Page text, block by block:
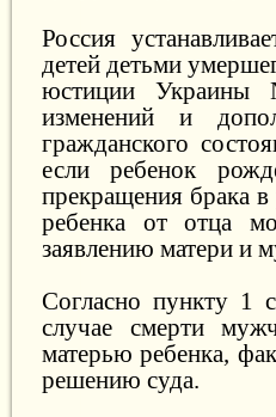
Россия
детей детьми
юстиции
изменений и
гражданского
если ребенок
прекращения брака в
ребенка от отца
заявлению матери и
Согласно пункту 1
случае смерти
матерью ребенка,
решению суда.